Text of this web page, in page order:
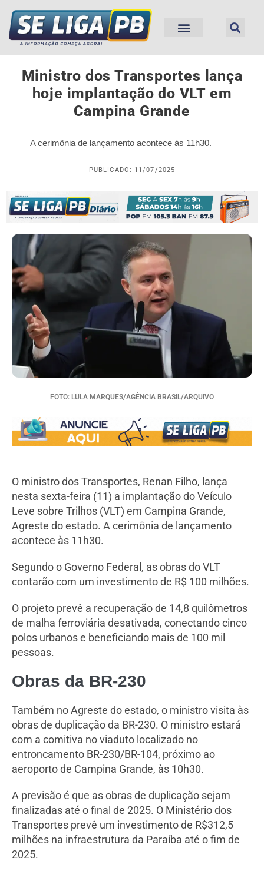
Ministro dos Transportes lança
hoje implantação do VLT em
Campina Grande
A cerimônia de lançamento acontece às 11h30.
PUBLICADO: 11/07/2025
FOTO: LULA MARQUES/AGÊNCIA BRASIL/ARQUIVO
O ministro dos Transportes, Renan Filho, lança
nesta sexta-feira (11) a implantação do Veículo
Leve sobre Trilhos (VLT) em Campina Grande,
Agreste do estado. A cerimônia de lançamento
acontece às 11h30.
Segundo o Governo Federal, as obras do VLT
contarão com um investimento de R$ 100 milhões.
O projeto prevê a recuperação de 14,8 quilômetros
de malha ferroviária desativada, conectando cinco
polos urbanos e beneficiando mais de 100 mil
pessoas.
Obras da BR-230
Também no Agreste do estado, o ministro visita às
obras de duplicação da BR-230. O ministro estará
com a comitiva no viaduto localizado no
entroncamento BR-230/BR-104, próximo ao
aeroporto de Campina Grande, às 10h30.
A previsão é que as obras de duplicação sejam
finalizadas até o final de 2025. O Ministério dos
Transportes prevê um investimento de R$312,5
milhões na infraestrutura da Paraíba até o fim de
2025.